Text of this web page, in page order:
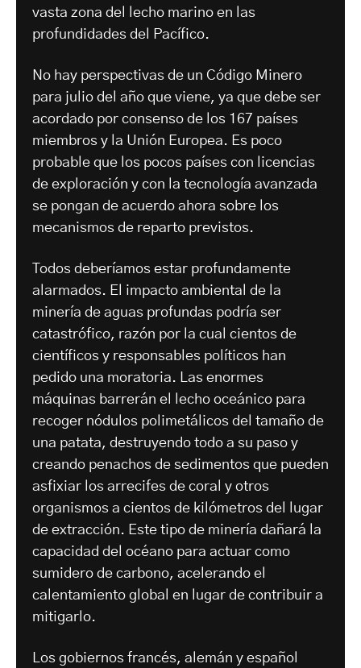
vasta zona del lecho marino en las
profundidades del Pacífico.
No hay perspectivas de un Código Minero
para julio del año que viene, ya que debe ser
acordado por consenso de los 167 países
miembros y la Unión Europea. Es poco
probable que los pocos países con licencias
de exploración y con la tecnología avanzada
se pongan de acuerdo ahora sobre los
mecanismos de reparto previstos.
Todos deberíamos estar profundamente
alarmados. El impacto ambiental de la
minería de aguas profundas podría ser
catastrófico, razón por la cual cientos de
científicos y responsables políticos han
pedido una moratoria. Las enormes
máquinas barrerán el lecho oceánico para
recoger nódulos polimetálicos del tamaño de
una patata, destruyendo todo a su paso y
creando penachos de sedimentos que pueden
asfixiar los arrecifes de coral y otros
organismos a cientos de kilómetros del lugar
de extracción. Este tipo de minería dañará la
capacidad del océano para actuar como
sumidero de carbono, acelerando el
calentamiento global en lugar de contribuir a
mitigarlo.
Los gobiernos francés, alemán y español